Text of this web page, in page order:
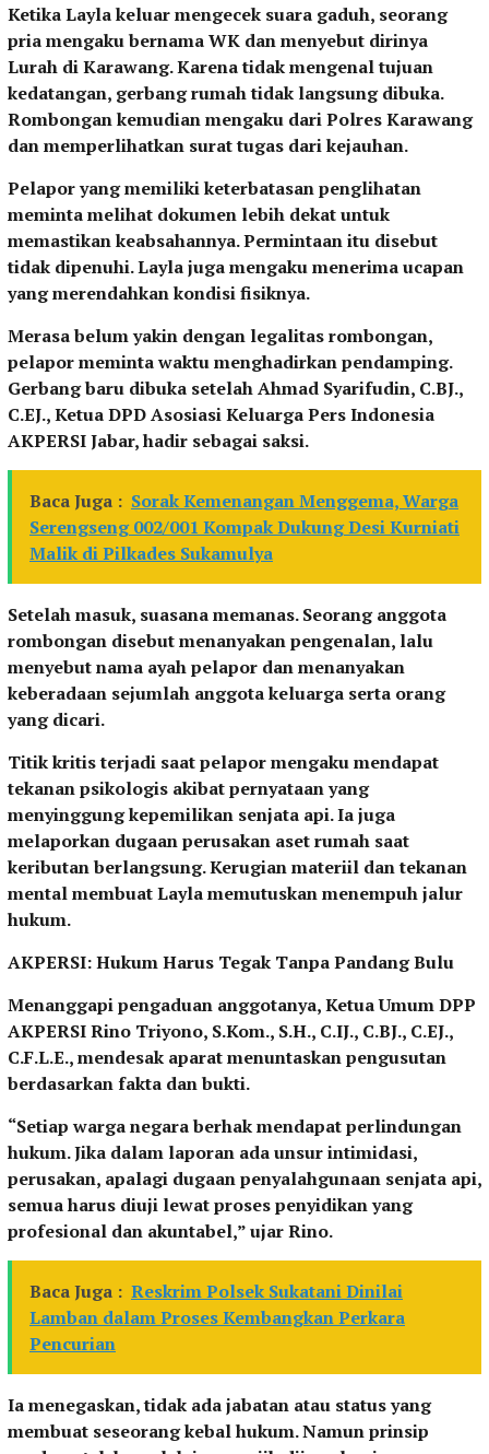
Ketika Layla keluar mengecek suara gaduh, seorang
pria mengaku bernama WK dan menyebut dirinya
Lurah di Karawang. Karena tidak mengenal tujuan
kedatangan, gerbang rumah tidak langsung dibuka.
Rombongan kemudian mengaku dari Polres Karawang
dan memperlihatkan surat tugas dari kejauhan.
Pelapor yang memiliki keterbatasan penglihatan
meminta melihat dokumen lebih dekat untuk
memastikan keabsahannya. Permintaan itu disebut
tidak dipenuhi. Layla juga mengaku menerima ucapan
yang merendahkan kondisi fisiknya.
Merasa belum yakin dengan legalitas rombongan,
pelapor meminta waktu menghadirkan pendamping.
Gerbang baru dibuka setelah Ahmad Syarifudin, C.BJ.,
C.EJ., Ketua DPD Asosiasi Keluarga Pers Indonesia
AKPERSI Jabar, hadir sebagai saksi.
Baca Juga : Sorak Kemenangan Menggema, Warga
Serengseng 002/001 Kompak Dukung Desi Kurniati
Malik di Pilkades Sukamulya
Setelah masuk, suasana memanas. Seorang anggota
rombongan disebut menanyakan pengenalan, lalu
menyebut nama ayah pelapor dan menanyakan
keberadaan sejumlah anggota keluarga serta orang
yang dicari.
Titik kritis terjadi saat pelapor mengaku mendapat
tekanan psikologis akibat pernyataan yang
menyinggung kepemilikan senjata api. Ia juga
melaporkan dugaan perusakan aset rumah saat
keributan berlangsung. Kerugian materiil dan tekanan
mental membuat Layla memutuskan menempuh jalur
hukum.
AKPERSI: Hukum Harus Tegak Tanpa Pandang Bulu
Menanggapi pengaduan anggotanya, Ketua Umum DPP
AKPERSI Rino Triyono, S.Kom., S.H., C.IJ., C.BJ., C.EJ.,
C.F.L.E., mendesak aparat menuntaskan pengusutan
berdasarkan fakta dan bukti.
“Setiap warga negara berhak mendapat perlindungan
hukum. Jika dalam laporan ada unsur intimidasi,
perusakan, apalagi dugaan penyalahgunaan senjata api,
semua harus diuji lewat proses penyidikan yang
profesional dan akuntabel,” ujar Rino.
Baca Juga : Reskrim Polsek Sukatani Dinilai
Lamban dalam Proses Kembangkan Perkara
Pencurian
Ia menegaskan, tidak ada jabatan atau status yang
membuat seseorang kebal hukum. Namun prinsip